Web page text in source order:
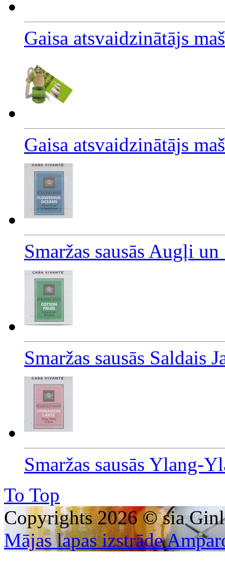
Gaisa atsvaidzinātājs
Gaisa atsvaidzinātājs
Smaržas sausās Augļi
Smaržas sausās Saldais
Smaržas sausās Ylang-
To Top
Copyrights 2026 © sia
Mājas lapas izstrāde